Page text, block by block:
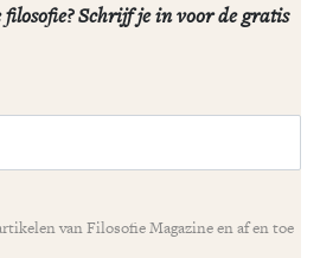
filosofie? Schrijf je in voor de gratis
van Filosofie Magazine en af en toe